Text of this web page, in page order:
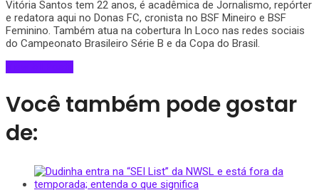
Vitória Santos tem 22 anos, é acadêmica de Jornalismo, repórter
e redatora aqui no Donas FC, cronista no BSF Mineiro e BSF
Feminino. Também atua na cobertura In Loco nas redes sociais
do Campeonato Brasileiro Série B e da Copa do Brasil.
Você também pode gostar
de: